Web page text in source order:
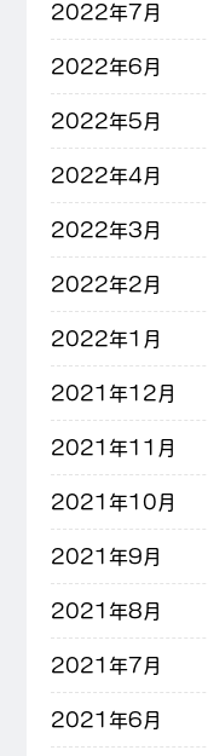
2022年7月
2022年6月
2022年5月
2022年4月
2022年3月
2022年2月
2022年1月
2021年12月
2021年11月
2021年10月
2021年9月
2021年8月
2021年7月
2021年6月